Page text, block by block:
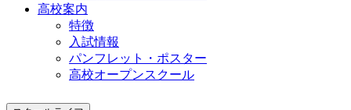
高校案内
特徴
入試情報
パンフレット・ポスター
高校オープンスクール